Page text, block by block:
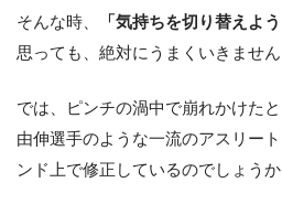
そんな時、 「気持ちを切り替えよ
思っても、絶対にうまくいきません
では、ピンチの渦中で崩れかけた
由伸選手のような一流のアスリー
ンド上で修正しているのでしょうか